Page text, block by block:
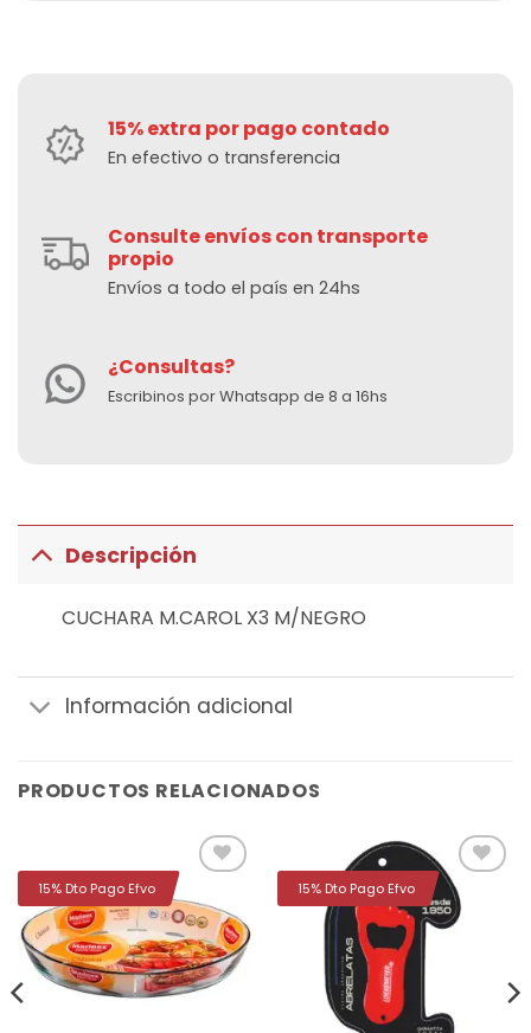
15% extra por pago contado
En efectivo o transferencia
Consulte envíos con transporte
propio
Envíos a todo el país en 24hs
¿Consultas?
Escribinos por Whatsapp de 8 a 16hs
Descripción
CUCHARA M.CAROL X3 M/NEGRO
Información adicional
PRODUCTOS RELACIONADOS
a la
lista de
deseos
15% Dto Pago Efvo
Añadir
lista de
15% Dto Pago Efvo